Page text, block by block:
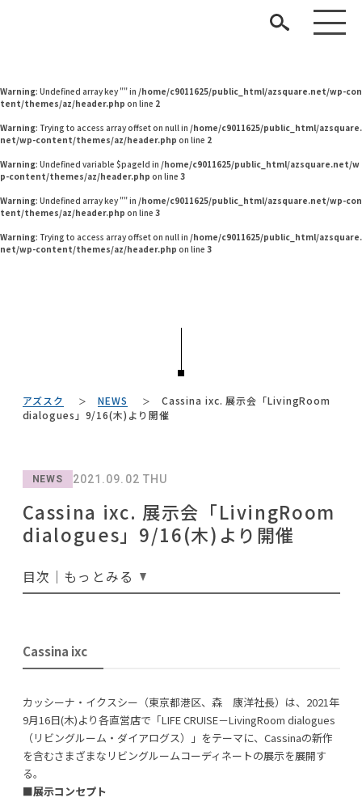
/home/c9011625/public_html/azsquare.net/w
Warning: Undefined array key "" in /home/c9011625/public_html/azsquare.net/wp-con
tent/themes/az/header.php on line 2
Warning: Trying to access array offset on null in /home/c9011625/public_html/azsquare.
net/wp-content/themes/az/header.php on line 2
Warning: Undefined variable $pageId in /home/c9011625/public_html/azsquare.net/w
p-content/themes/az/header.php on line 3
Warning: Undefined array key "" in /home/c9011625/public_html/azsquare.net/wp-con
tent/themes/az/header.php on line 3
Warning: Trying to access array offset on null in /home/c9011625/public_html/azsquare.
net/wp-content/themes/az/header.php on line 3
TAG LIST
#DINOS CORPORATION
#テレワーク
#2022 春ドラマ#展示会
#ファニタメ
#2022 夏ドラマ
#インテリアの法則#無印良品
#ニトリ #IDÉE #ACTUS#一枚板#フェリシモ
#インテリアコーディネート #映画#ヤマソロ
#インダストリアルスタイル#大川家具#中村アン #河淳
見つける
楽しむ
NEWS
ABOUT
COPYRIGHT © AZSQUARE. ALL RIGHTS RESERVED
アズスク NEWS
Cassina ixc. 展示会「LivingRoom
dialogues」9/16(木)より開催
NEWS 2021.09.02 THU
Cassina ixc. 展示会「LivingRoom
dialogues」9/16(木)より開催
目次｜もっとみる
Cassina ixc
カッシーナ・イクスシー（東京都港区、森 康洋社長）は、2021年
9月16日(木)より各直営店で「LIFE CRUISE－LivingRoom dialogues
（リビングルーム・ダイアログス）」をテーマに、Cassinaの新作
を含むさまざまなリビングルームコーディネートの展示を展開す
る。
■展示コンセプト